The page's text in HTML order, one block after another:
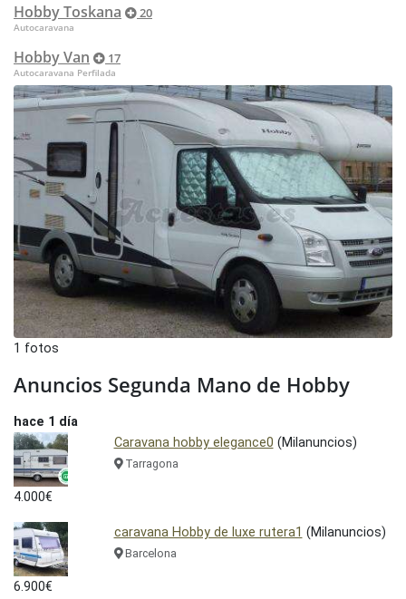
Hobby Toskana 20
Autocaravana
Hobby Van 17
Autocaravana Perfilada
1 fotos
Anuncios Segunda Mano de Hobby
hace 1 día
4.000€
Caravana hobby elegance0 (Milanuncios)
Tarragona
6.900€
caravana Hobby de luxe rutera1 (Milanuncios)
Barcelona